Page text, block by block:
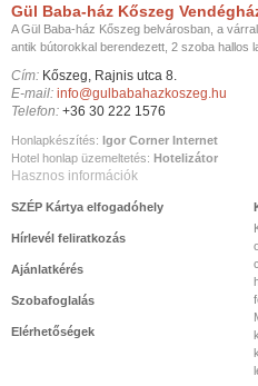
Gül Baba-ház Kőszeg
A Gül Baba-ház Kőszeg belvárosban, a
antik bútorokkal berendezett, 2 szoba hallos
Cím: Kőszeg, Rajnis utca 8.
E-mail: info@gulbabahazkoszeg.hu
Telefon: +36 30 222 1576
Honlapkészítés: Igor Corner Internet
Hotel honlap üzemeltetés: Hotelizátor
Hasznos információk
SZÉP Kártya elfogadóhely
Hírlevél feliratkozás
Ajánlatkérés
Szobafoglalás
Elérhetőségek